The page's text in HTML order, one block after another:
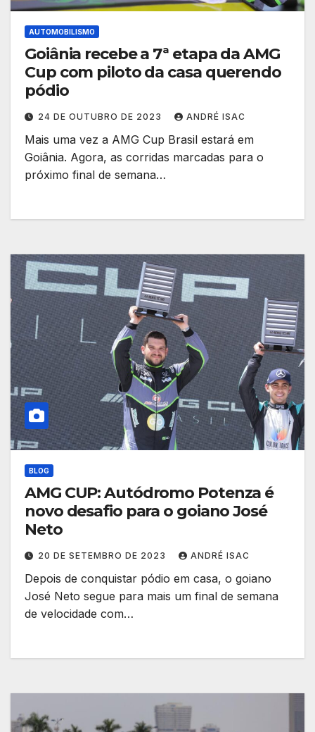
AUTOMOBILISMO
Goiânia recebe a 7ª etapa da AMG
Cup com piloto da casa querendo
pódio
24 DE OUTUBRO DE 2023 ANDRÉ ISAC
Mais uma vez a AMG Cup Brasil estará em
Goiânia. Agora, as corridas marcadas para o
próximo final de semana…
BLOG
AMG CUP: Autódromo Potenza é
novo desafio para o goiano José
Neto
20 DE SETEMBRO DE 2023 ANDRÉ ISAC
Depois de conquistar pódio em casa, o goiano
José Neto segue para mais um final de semana
de velocidade com…